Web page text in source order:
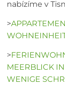
nabízíme v
>
>
MEERBLICK
WENIGE